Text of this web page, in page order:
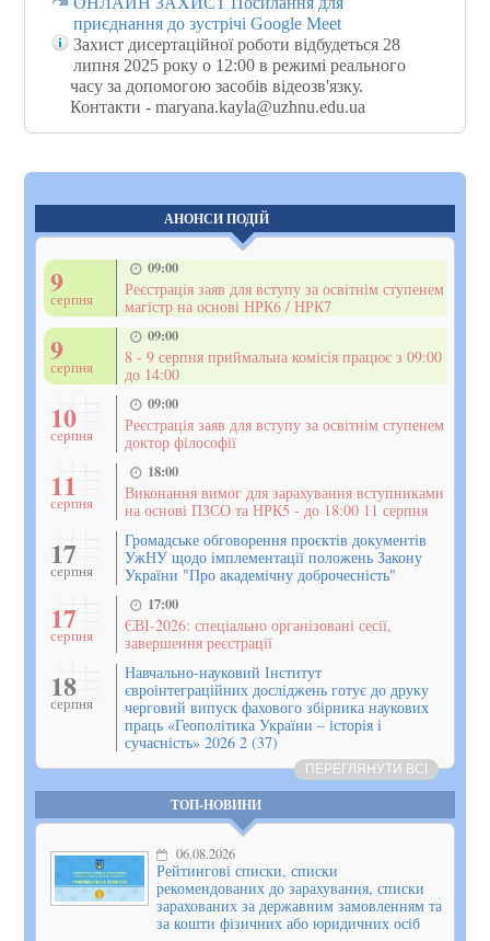
приєднання до зустрічі Google Meet
Захист дисертаційної роботи відбудеться 28
липня 2025 року о 12:00 в режимі реального
часу за допомогою засобів відеозв'язку.
Контакти - maryana.kayla@uzhnu.edu.ua
АНОНСИ ПОДІЙ
9
серпня
09:00
Реєстрація заяв для вступу за освітнім ступенем
магістр на основі НРК6 / НРК7
9
серпня
09:00
8 - 9 серпня приймальна комісія працює з 09:00
до 14:00
10
серпня
09:00
Реєстрація заяв для вступу за освітнім ступенем
доктор філософії
11
серпня
18:00
Виконання вимог для зарахування вступниками
на основі ПЗСО та НРК5 - до 18:00 11 серпня
17
серпня
Громадське обговорення проєктів документів
УжНУ щодо імплементації положень Закону
України "Про академічну доброчесність"
17
серпня
17:00
ЄВІ-2026: спеціально організовані сесії,
завершення реєстрації
18
серпня
Навчально-науковий Інститут
євроінтеграційних досліджень готує до друку
черговий випуск фахового збірника наукових
праць «Геополітика України – історія і
сучасність» 2026 2 (37)
ПЕРЕГЛЯНУТИ ВСІ
ТОП-НОВИНИ
06.08.2026
Рейтингові списки, списки
рекомендованих до зарахування, списки
зарахованих за державним замовленням та
за кошти фізичних або юридичних осіб